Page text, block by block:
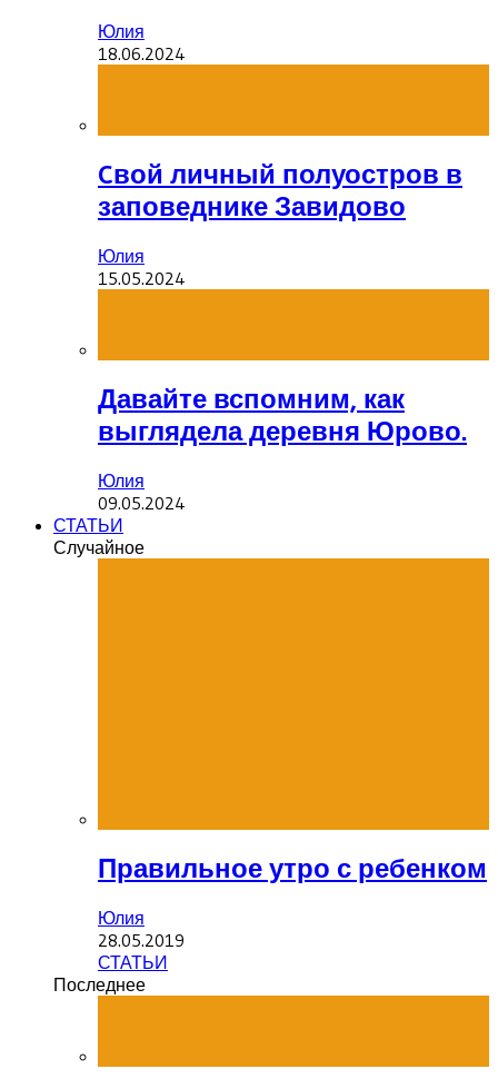
Юлия
18.06.2024
Cвой личный полуостров в
заповеднике Завидово
Юлия
15.05.2024
Давайте вспомним, как
выглядела деревня Юрово.
Юлия
09.05.2024
СТАТЬИ
Случайное
Правильное утро с ребенком
Юлия
28.05.2019
СТАТЬИ
Последнее